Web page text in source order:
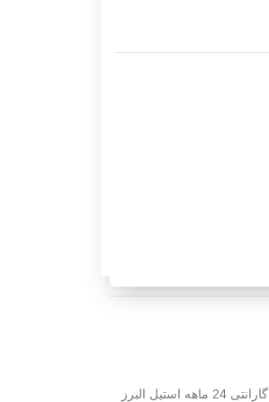
گارانتی 24 ماهه استیل البرز